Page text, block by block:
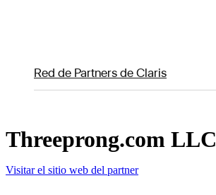
Red de Partners de Claris
Threeprong.com LLC
Visitar el sitio web del partner